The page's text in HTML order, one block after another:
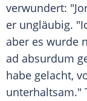
verwundert: "
er ungläubig.
aber es wurde
ad absurdum
habe gelacht,
unterhaltsam."